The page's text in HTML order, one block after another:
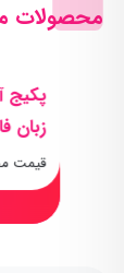
محصولات
پکیج
زبان
قیمت